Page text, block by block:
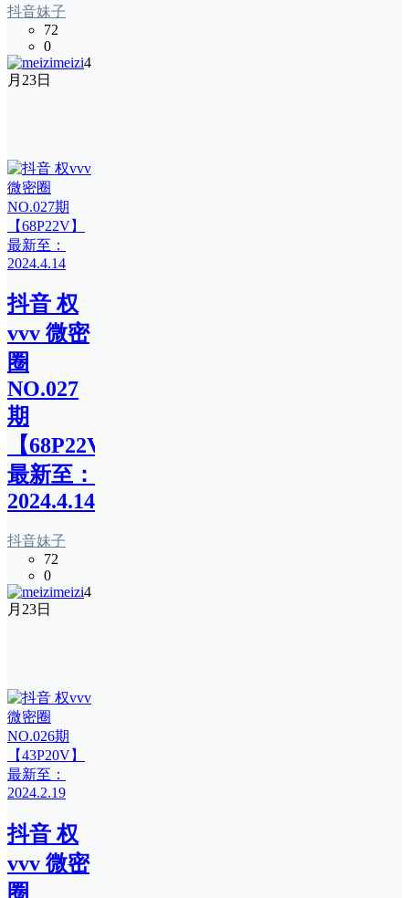
抖音妹子
72
0
meizi4
月23日
抖音 权
vvv 微密
圈
NO.027
期
【68P22V】
最新至：
2024.4.14
抖音妹子
72
0
meizi4
月23日
抖音 权
vvv 微密
圈